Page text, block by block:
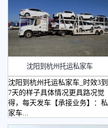
沈阳到杭州托运私家车
沈阳到杭州托运私家车_时效3到
7天的样子具体情况更具路况觉
得，每天发车【承接业务】：私
家车...